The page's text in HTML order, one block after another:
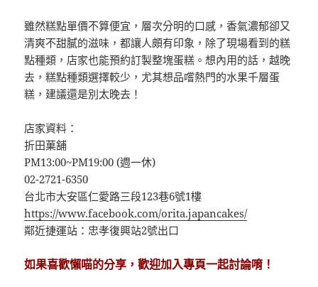
雖然糕點單價不算便宜，層次分明的口感，香氣濃郁卻又
清爽不甜膩的滋味，都讓人頗有印象，除了現場看到的糕
點種類，店家也能預約訂製整塊蛋糕。想內用的話，越晚
去，糕點種類選擇較少，尤其想品嚐熱門的水果千層蛋
糕，建議還是別太晚去！
店家資料：
折田菓舖
PM13:00~PM19:00 (週一休)
02-2721-6350
台北市大安區仁愛路三段123巷6號1樓
https://www.facebook.com/orita.japancakes/
鄰近捷運站：忠孝復興站2號出口
如果喜歡懶喵的分享，歡迎加入專頁一起討論唷！